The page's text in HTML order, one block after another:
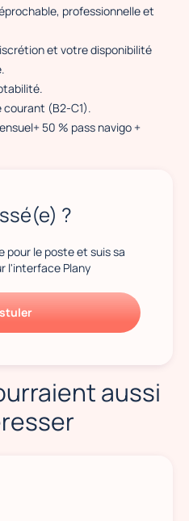
professionnelle et
et votre disponibilité
courant (B2-C1).
50 % pass navigo +
?
pour le poste et suis sa
l'interface Plany
aussi